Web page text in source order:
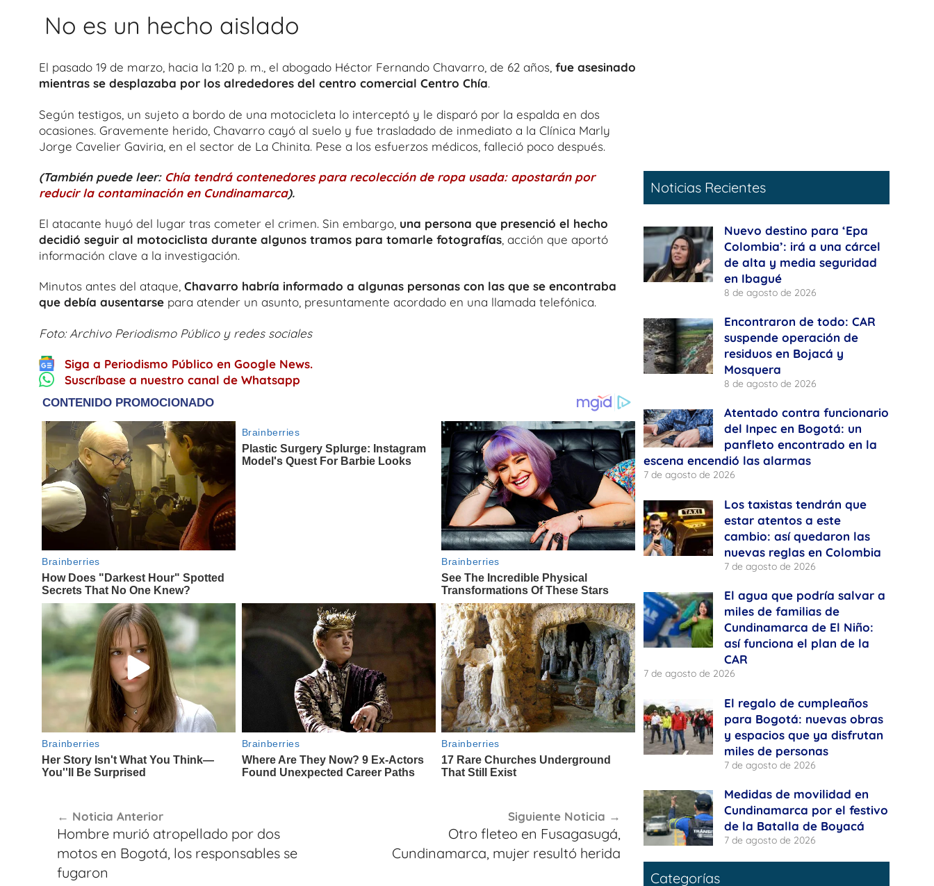
No es un hecho aislado
El pasado 19 de marzo, hacia la 1:20 p. m., el abogado Héctor Fernando Chavarro, de 62 años, fue asesinado
mientras se desplazaba por los alrededores del centro comercial Centro Chía.
Según testigos, un sujeto a bordo de una motocicleta lo interceptó y le disparó por la espalda en dos
ocasiones. Gravemente herido, Chavarro cayó al suelo y fue trasladado de inmediato a la Clínica Marly
Jorge Cavelier Gaviria, en el sector de La Chinita. Pese a los esfuerzos médicos, falleció poco después.
(También puede leer: Chía tendrá contenedores para recolección de ropa usada: apostarán por
reducir la contaminación en Cundinamarca).
El atacante huyó del lugar tras cometer el crimen. Sin embargo, una persona que presenció el hecho
decidió seguir al motociclista durante algunos tramos para tomarle fotografías , acción que aportó
información clave a la investigación.
Minutos antes del ataque, Chavarro habría informado a algunas personas con las que se encontraba
que debía ausentarse para atender un asunto, presuntamente acordado en una llamada telefónica.
Foto: Archivo Periodismo Público y redes sociales
Siga a Periodismo Público en Google News.
Suscríbase a nuestro canal de Whatsapp
de
entradas
Noticia Anterior
Hombre murió atropellado por dos
motos en Bogotá, los responsables se
fugaron
Siguiente Noticia
Otro fleteo en Fusagasugá,
Cundinamarca, mujer resultó herida
Noticias Recientes
Nuevo destino para ‘Epa
Colombia’: irá a una cárcel
de alta y media seguridad
en Ibagué
8 de agosto de 2026
Encontraron de todo: CAR
suspende operación de
residuos en Bojacá y
Mosquera
8 de agosto de 2026
Atentado contra funcionario
del Inpec en Bogotá: un
panfleto encontrado en la
escena encendió las alarmas
7 de agosto de 2026
Los taxistas tendrán que
estar atentos a este
cambio: así quedaron las
nuevas reglas en Colombia
7 de agosto de 2026
El agua que podría salvar a
miles de familias de
Cundinamarca de El Niño:
así funciona el plan de la
CAR
7 de agosto de 2026
El regalo de cumpleaños
para Bogotá: nuevas obras
y espacios que ya disfrutan
miles de personas
7 de agosto de 2026
Medidas de movilidad en
Cundinamarca por el festivo
de la Batalla de Boyacá
7 de agosto de 2026
Categorías